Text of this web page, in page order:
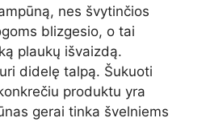
nes švytinčios
blizgesio, o tai
plaukų išvaizdą.
didelę talpą. Šukuoti
produktu yra
gerai tinka švelniems